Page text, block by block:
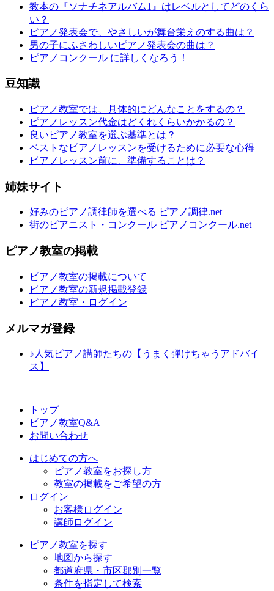
教本の『ソナチネアルバム1』はレベルとしてどのくら
い？
ピアノ発表会で、やさしいが舞台栄えのする曲は？
男の子にふさわしいピアノ発表会の曲は？
ピアノコンクール に詳しくなろう！
豆知識
ピアノ教室では、具体的にどんなことをするの？
ピアノレッスン代金はどくれくらいかかるの？
良いピアノ教室を選ぶ基準とは？
ベストなピアノレッスンを受けるために必要な心得
ピアノレッスン前に、準備することは？
姉妹サイト
好みのピアノ調律師を選べる ピアノ調律.net
街のピアニスト・コンクール ピアノコンクール.net
ピアノ教室の掲載
ピアノ教室の掲載について
ピアノ教室の新規掲載登録
ピアノ教室・ログイン
メルマガ登録
♪人気ピアノ講師たちの【うまく弾けちゃうアドバイ
ス】
トップ
ピアノ教室Q&A
お問い合わせ
はじめての方へ
ピアノ教室をお探し方
教室の掲載をご希望の方
ログイン
お客様ログイン
講師ログイン
ピアノ教室を探す
地図から探す
都道府県・市区郡別一覧
条件を指定して検索